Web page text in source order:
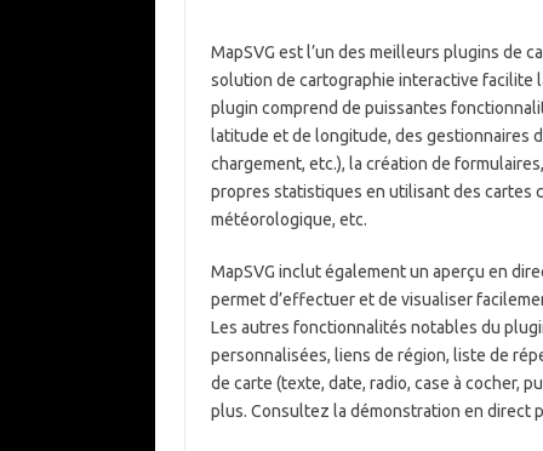
MapSVG est l’un des meilleurs plugins de
solution de cartographie interactive facilite
plugin comprend de puissantes
latitude et de longitude, des gestionnaires
chargement, etc.), la création de
propres statistiques en utilisant des cartes
météorologique, etc.
MapSVG inclut également un aperçu en
permet d’effectuer et de visualiser
Les autres fonctionnalités notables du
personnalisées, liens de région, liste de
de carte (texte, date, radio, case à cocher,
plus. Consultez la démonstration en direct